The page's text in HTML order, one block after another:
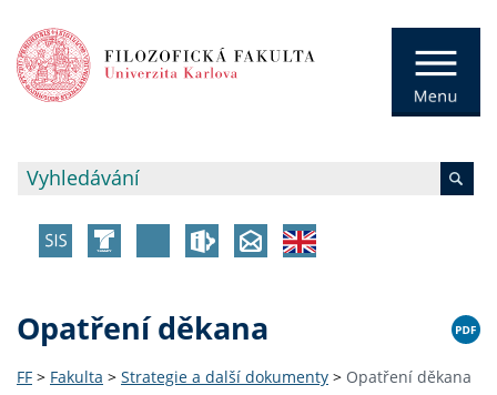
Opatření děkana
FF > Fakulta > Strategie a další dokumenty > Opatření děkana